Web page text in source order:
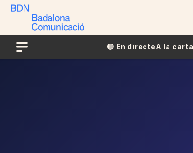
Menu
🔴​​ En directeA la carta